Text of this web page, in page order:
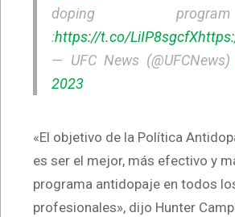
doping
:https://t.co/LiIP8sgcfX
— UFC News (@UFCNews)
2023
«El objetivo de la Política
es ser el mejor, más efectivo y
programa antidopaje en todos
profesionales», dijo Hunter